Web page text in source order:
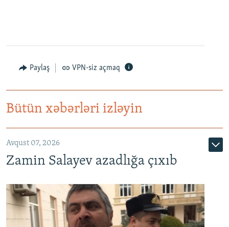
Paylaş VPN-siz açmaq
Bütün xəbərləri izləyin
Avqust 07, 2026
Zamin Salayev azadlığa çıxıb